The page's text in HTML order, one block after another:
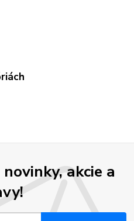
akcie a